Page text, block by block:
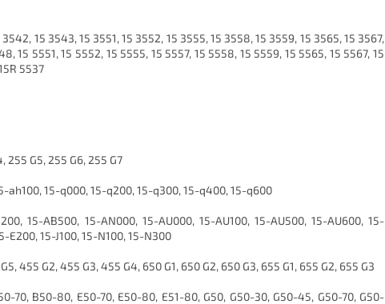
3542, 15 3543, 15 3551, 15 3552, 15 3555, 15 3558, 15 3559, 15 3565, 15 3567,
15 5551, 15 5552, 15 5555, 15 5557, 15 5558, 15 5559, 15 5565, 15 5567, 15
5537
255 G5, 255 G6, 255 G7
ah100, 15-q000, 15-q200, 15-q300, 15-q400, 15-q600
15-AB500, 15-AN000, 15-AU000, 15-AU100, 15-AU500, 15-AU600, 15-
E200, 15-J100, 15-N100, 15-N300
455 G2, 455 G3, 455 G4, 650 G1, 650 G2, 650 G3, 655 G1, 655 G2, 655 G3
70, B50-80, E50-70, E50-80, E51-80, G50, G50-30, G50-45, G50-70, G50-